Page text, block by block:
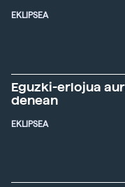
EKLIPSEA
Eguzki-erlojua
denean
EKLIPSEA